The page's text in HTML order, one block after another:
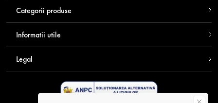
Categorii produse
Informatii utile
Legal